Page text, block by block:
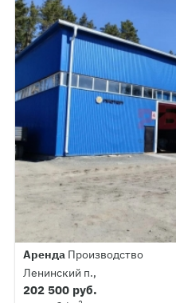
Аренда Производство
Ленинский п.,
202 500 руб.